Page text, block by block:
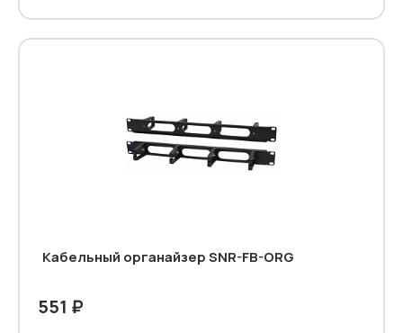
Кабельный органайзер SNR-FB-ORG
551 ₽